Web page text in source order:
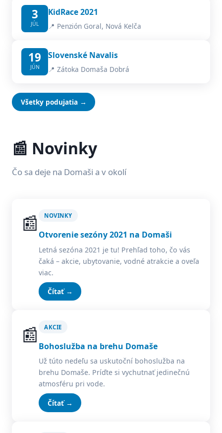
3
JÚL
KidRace 2021
📍 Penzión Goral, Nová Kelča
19
JÚN
Slovenské Navalis
📍 Zátoka Domaša Dobrá
Všetky podujatia →
📰 Novinky
Čo sa deje na Domaši a v okolí
📰 NOVINKY
Otvorenie sezóny 2021 na Domaši
Letná sezóna 2021 je tu! Prehľad toho, čo vás
čaká – akcie, ubytovanie, vodné atrakcie a oveľa
viac.
Čítať →
📰 AKCIE
Bohoslužba na brehu Domaše
Už túto nedeľu sa uskutoční bohoslužba na
brehu Domaše. Príďte si vychutnať jedinečnú
atmosféru pri vode.
Čítať →